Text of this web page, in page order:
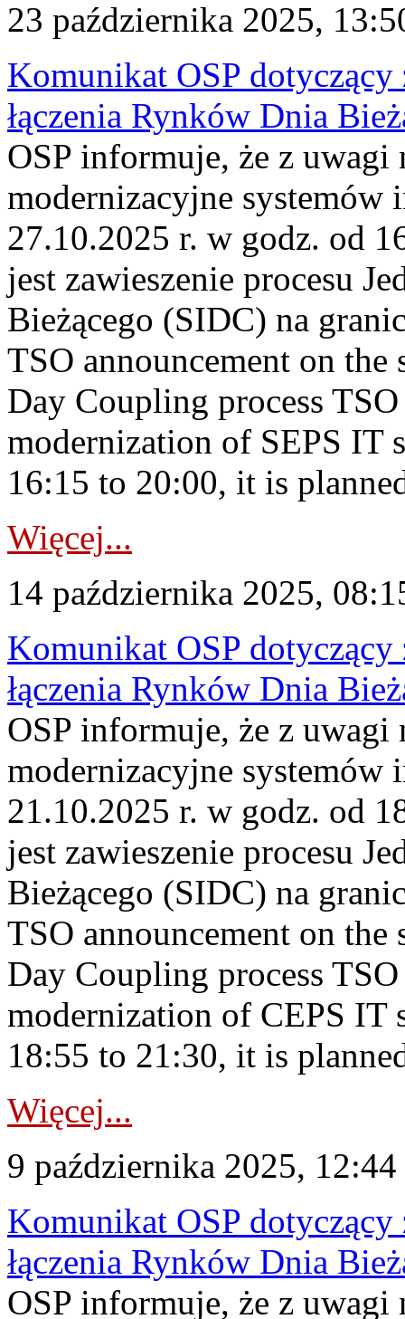
23 października 2025,
Komunikat OSP dotyczący
łączenia Rynków Dnia
OSP informuje, że z uwagi
modernizacyjne systemów
27.10.2025 r. w godz. od
jest zawieszenie procesu
Bieżącego (SIDC) na
TSO announcement on
Day Coupling process
modernization of SEPS IT
16:15 to 20:00, it is
Więcej...
14 października 2025,
Komunikat OSP dotyczący
łączenia Rynków Dnia
OSP informuje, że z uwagi
modernizacyjne
21.10.2025 r. w godz. od
jest zawieszenie procesu
Bieżącego (SIDC) na
TSO announcement on
Day Coupling process
modernization of CEPS IT
18:55 to 21:30, it is
Więcej...
9 października 2025, 12:44
Komunikat OSP dotyczący
łączenia Rynków Dnia
OSP informuje, że z uwagi